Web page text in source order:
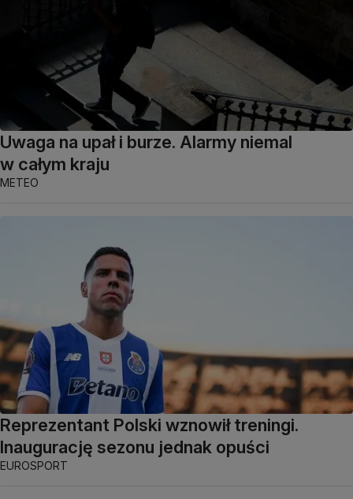
Uwaga na upał i burze. Alarmy niemal
w całym kraju
METEO
Reprezentant Polski wznowił treningi.
Inaugurację sezonu jednak opuści
EUROSPORT